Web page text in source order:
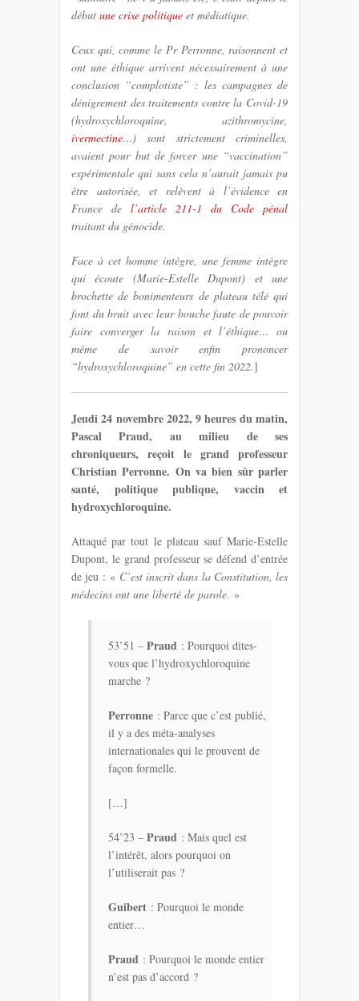
début une crise politique et médiatique.
Ceux qui, comme le Pr Perronne, raisonnent et
ont une éthique arrivent nécessairement à une
conclusion “complotiste” : les campagnes de
dénigrement des traitements contre la Covid-19
(hydroxychloroquine, azithromycine,
ivermectine…) sont strictement criminelles,
avaient pour but de forcer une “vaccination”
expérimentale qui sans cela n’aurait jamais pu
être autorisée, et relèvent à l’évidence en
France de l’article 211-1 du Code pénal
traitant du génocide.
Face à cet homme intègre, une femme intègre
qui écoute (Marie-Estelle Dupont) et une
brochette de bonimenteurs de plateau télé qui
font du bruit avec leur bouche faute de pouvoir
faire converger la raison et l’éthique… ou
même de savoir enfin prononcer
“hydroxychloroquine” en cette fin 2022.]
Jeudi 24 novembre 2022, 9 heures du matin,
Pascal Praud, au milieu de ses
chroniqueurs, reçoit le grand professeur
Christian Perronne. On va bien sûr parler
santé, politique publique, vaccin et
hydroxychloroquine.
Attaqué par tout le plateau sauf Marie-Estelle
Dupont, le grand professeur se défend d’entrée
de jeu : « C’est inscrit dans la Constitution, les
médecins ont une liberté de parole. »
53’51 – Praud : Pourquoi dites-
vous que l’hydroxychloroquine
marche ?
Perronne : Parce que c’est publié,
il y a des méta-analyses
internationales qui le prouvent de
façon formelle.
[…]
54’23 – Praud : Mais quel est
l’intérêt, alors pourquoi on
l’utiliserait pas ?
Guibert : Pourquoi le monde
entier…
Praud : Pourquoi le monde entier
n’est pas d’accord ?